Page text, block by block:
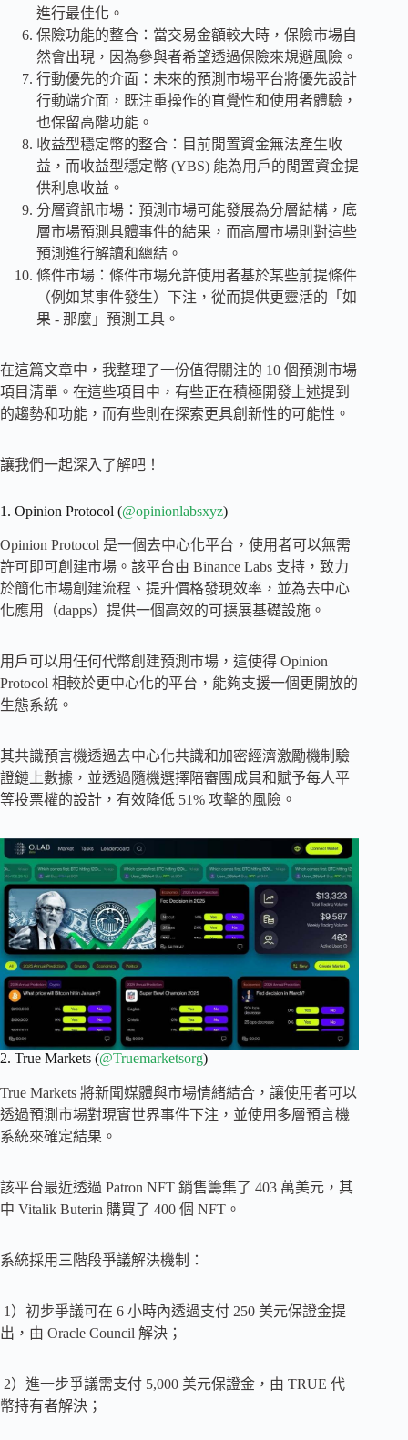
進行最佳化。
保險功能的整合：當交易金額較大時，保險市場自
然會出現，因為參與者希望透過保險來規避風險。
行動優先的介面：未來的預測市場平台將優先設計
行動端介面，既注重操作的直覺性和使用者體驗，
也保留高階功能。
收益型穩定幣的整合：目前閒置資金無法產生收
益，而收益型穩定幣 (YBS) 能為用戶的閒置資金提
供利息收益。
分層資訊市場：預測市場可能發展為分層結構，底
層市場預測具體事件的結果，而高層市場則對這些
預測進行解讀和總結。
條件市場：條件市場允許使用者基於某些前提條件
（例如某事件發生）下注，從而提供更靈活的「如
果 - 那麼」預測工具。
在這篇文章中，我整理了一份值得關注的 10 個預測市場
項目清單。在這些項目中，有些正在積極開發上述提到
的趨勢和功能，而有些則在探索更具創新性的可能性。
讓我們一起深入了解吧！
1. Opinion Protocol (@opinionlabsxyz)
Opinion Protocol 是一個去中心化平台，使用者可以無需
許可即可創建市場。該平台由 Binance Labs 支持，致力
於簡化市場創建流程、提升價格發現效率，並為去中心
化應用（dapps）提供一個高效的可擴展基礎設施。
用戶可以用任何代幣創建預測市場，這使得 Opinion
Protocol 相較於更中心化的平台，能夠支援一個更開放的
生態系統。
其共識預言機透過去中心化共識和加密經濟激勵機制驗
證鏈上數據，並透過隨機選擇陪審團成員和賦予每人平
等投票權的設計，有效降低 51% 攻擊的風險。
2. True Markets (@Truemarketsorg)
True Markets 將新聞媒體與市場情緒結合，讓使用者可以
透過預測市場對現實世界事件下注，並使用多層預言機
系統來確定結果。
該平台最近透過 Patron NFT 銷售籌集了 403 萬美元，其
中 Vitalik Buterin 購買了 400 個 NFT。
系統採用三階段爭議解決機制：
1）初步爭議可在 6 小時內透過支付 250 美元保證金提
出，由 Oracle Council 解決；
2）進一步爭議需支付 5,000 美元保證金，由 TRUE 代
幣持有者解決；